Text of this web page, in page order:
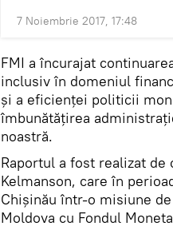
7 Noiembrie 2017, 17:48
FMI a încurajat
inclusiv în domeniul
și a eficienței politicii
îmbunătățirea
noastră.
Raportul a fost realizat de
Kelmanson, care în
Chișinău într-o misiune
Moldova cu Fondul